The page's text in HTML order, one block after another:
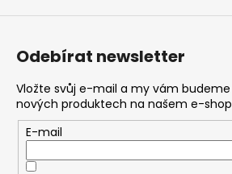
Odebírat newsletter
Vložte svůj e-mail a my vám
nových produktech na našem e-
E-mail